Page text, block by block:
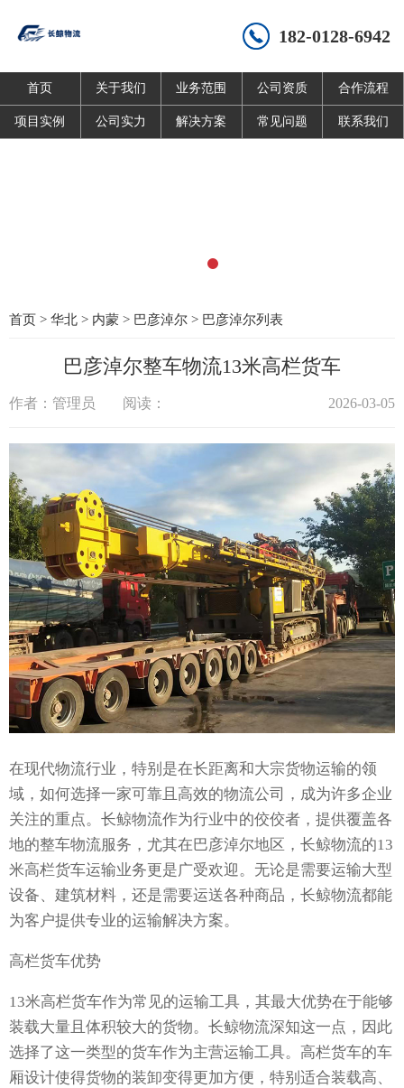
182-0128-6942
首页 关于我们 业务范围 公司资质 合作流程
项目实例 公司实力 解决方案 常见问题 联系我们
首页 > 华北 > 内蒙 > 巴彦淖尔 > 巴彦淖尔列表
巴彦淖尔整车物流13米高栏货车
作者：管理员 阅读： 2026-03-05
在现代物流行业，特别是在长距离和大宗货物运输的领
域，如何选择一家可靠且高效的物流公司，成为许多企业
关注的重点。长鲸物流作为行业中的佼佼者，提供覆盖各
地的整车物流服务，尤其在巴彦淖尔地区，长鲸物流的13
米高栏货车运输业务更是广受欢迎。无论是需要运输大型
设备、建筑材料，还是需要运送各种商品，长鲸物流都能
为客户提供专业的运输解决方案。
高栏货车优势
13米高栏货车作为常见的运输工具，其最大优势在于能够
装载大量且体积较大的货物。长鲸物流深知这一点，因此
选择了这一类型的货车作为主营运输工具。高栏货车的车
厢设计使得货物的装卸变得更加方便，特别适合装载高、